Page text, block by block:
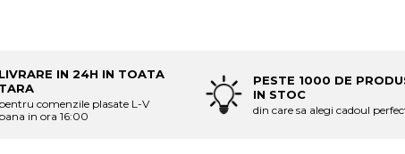
LIVRARE IN 24H IN TOATA
TARA
pentru comenzile plasate L-V
pana in ora 16:00
PESTE 1000 DE
IN STOC
din care sa alegi cadoul